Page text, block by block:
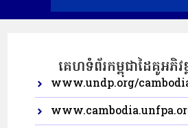
គេហទំព័រកម្ពុជាដៃគូអភិ
www.undp.org/